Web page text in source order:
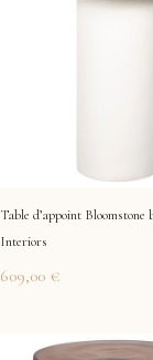
Table d’appoint Bloomstone
Interiors
609,00 €